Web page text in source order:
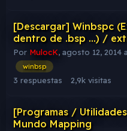
[Descargar] Winbspc
dentro de .bsp ...) /
Por MulocK, agosto 12, 2014
winbsp
3 respuestas 2,9k visitas
[Programas /
Mundo Mapping